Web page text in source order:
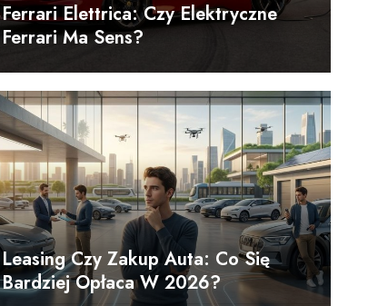
Ferrari Elettrica: Czy Elektryczne
Ferrari Ma Sens?
Leasing Czy Zakup Auta: Co Się
Bardziej Opłaca W 2026?